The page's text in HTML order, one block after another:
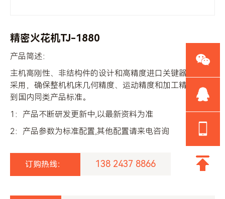
精密火花机TJ-1880
产品简述：
主机高刚性、非结构件的设计和高精度进口关键器件的
采用，确保整机机床几何精度、运动精度和加工精度达
到国内同类产品标准。
1：产品不断研发更新中,以最新资料为准
2：产品参数为标准配置,其他配置请来电咨询
订购热线： 138 2437 8866